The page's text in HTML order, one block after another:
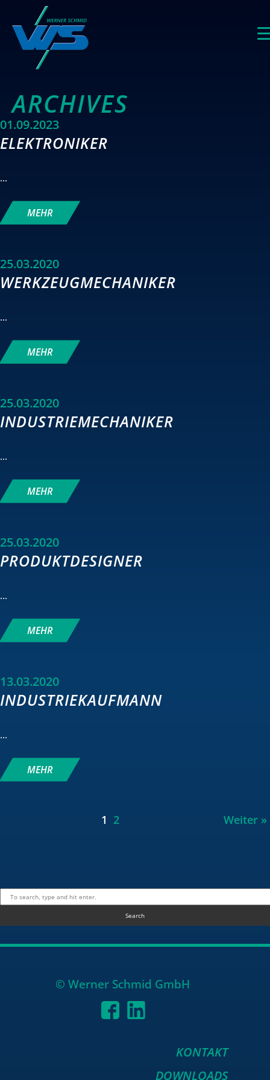
AR­CHI­VES
01.09.2023
ELEKTRONIKER
...
MEHR
25.03.2020
WERKZEUGMECHANIKER
...
MEHR
25.03.2020
INDUSTRIEMECHANIKER
...
MEHR
25.03.2020
PRODUKTDESIGNER
...
MEHR
13.03.2020
INDUSTRIEKAUFMANN
...
MEHR
1 2 Weiter »
Search
© Wer­ner Schmid GmbH
KONTAKT
DOWNLOADS